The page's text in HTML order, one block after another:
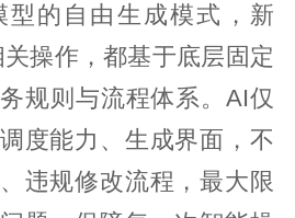
型的自由生成模式，新
操作，都基于底层固定
规则与流程体系。AI仅
度能力、生成界面，不
违规修改流程，最大限